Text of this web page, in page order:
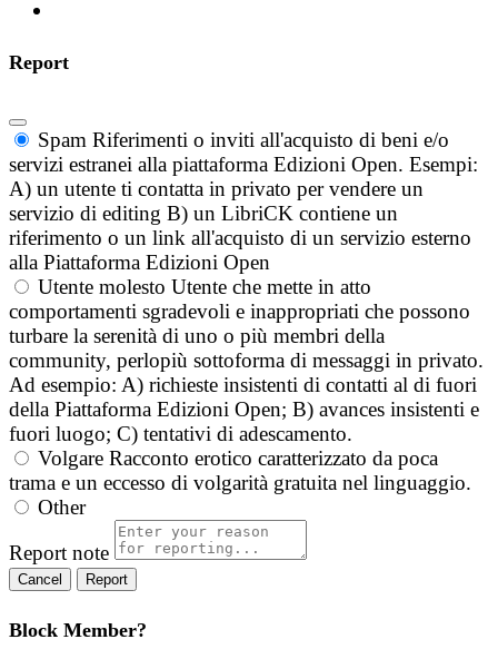
Report
Spam Riferimenti o inviti all'acquisto di beni e/o
servizi estranei alla piattaforma Edizioni Open. Esempi:
A) un utente ti contatta in privato per vendere un
servizio di editing B) un LibriCK contiene un
riferimento o un link all'acquisto di un servizio esterno
alla Piattaforma Edizioni Open
Utente molesto Utente che mette in atto
comportamenti sgradevoli e inappropriati che possono
turbare la serenità di uno o più membri della
community, perlopiù sottoforma di messaggi in privato.
Ad esempio: A) richieste insistenti di contatti al di fuori
della Piattaforma Edizioni Open; B) avances insistenti e
fuori luogo; C) tentativi di adescamento.
Volgare Racconto erotico caratterizzato da poca
trama e un eccesso di volgarità gratuita nel linguaggio.
Other
Report note
Report
Block Member?